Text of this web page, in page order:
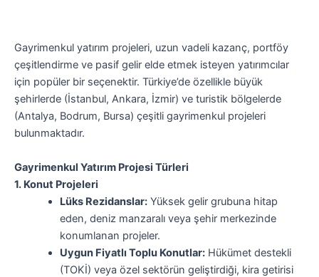
Gayrimenkul yatırım projeleri, uzun vadeli kazanç, portföy
çeşitlendirme ve pasif gelir elde etmek isteyen yatırımcılar
için popüler bir seçenektir. Türkiye’de özellikle büyük
şehirlerde (İstanbul, Ankara, İzmir) ve turistik bölgelerde
(Antalya, Bodrum, Bursa) çeşitli gayrimenkul projeleri
bulunmaktadır.
Gayrimenkul Yatırım Projesi Türleri
1. Konut Projeleri
Lüks Rezidanslar:Yüksek gelir grubuna hitap
eden, deniz manzaralı veya şehir merkezinde
konumlanan projeler.
Uygun Fiyatlı Toplu Konutlar:Hükümet destekli
(TOKİ) veya özel sektörün geliştirdiği, kira getirisi